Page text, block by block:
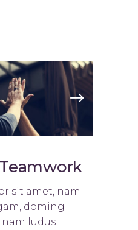
sit amet, nam
doming
nam ludus